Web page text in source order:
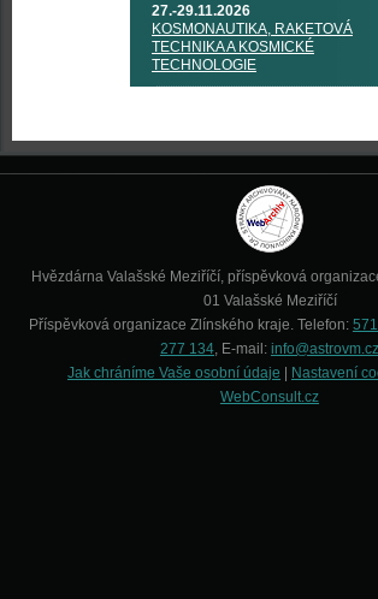
27.-29.11.2026
KOSMONAUTIKA, RAKETOVÁ
TECHNIKA A KOSMICKÉ
TECHNOLOGIE
Hvězdárna Valašské Meziříčí, příspěvková
01 Valašské Meziříčí
Příspěvková organizace Zlínského kraje. Telefon:
277 134, E-mail: info@astrovm.cz
Jak chráníme Vaše osobní údaje
Nastavení
WebConsult.cz